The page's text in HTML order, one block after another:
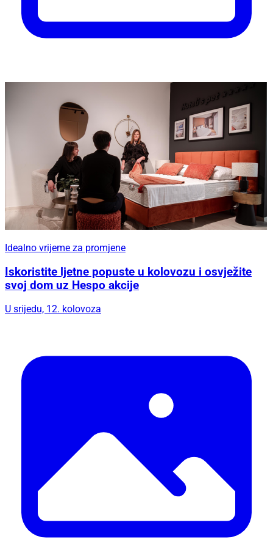
Idealno vrijeme za promjene
Iskoristite ljetne popuste u kolovozu i osvježite
svoj dom uz Hespo akcije
U srijedu, 12. kolovoza